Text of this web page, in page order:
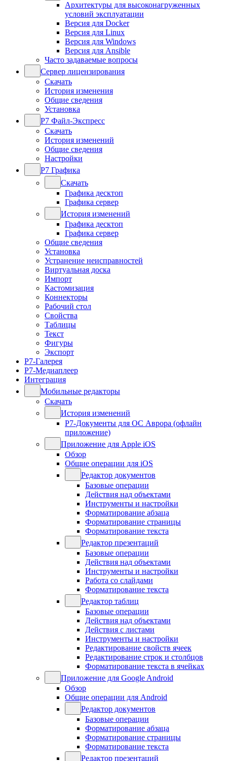
Архитектуры для высоконагруженных
условий эксплуатации
Версия для Docker
Версия для Linux
Версия для Windows
Версия для Ansible
Часто задаваемые вопросы
Сервер лицензирования
Скачать
История изменения
Общие сведения
Установка
Р7 Файл-Экспресс
Скачать
История изменений
Общие сведения
Настройки
Р7 Графика
Скачать
Графика десктоп
Графика сервер
История изменений
Графика десктоп
Графика сервер
Общие сведения
Установка
Устранение неисправностей
Виртуальная доска
Импорт
Кастомизация
Коннекторы
Рабочий стол
Свойства
Таблицы
Текст
Фигуры
Экспорт
Р7-Галерея
Р7-Медиаплеер
Интеграция
Мобильные редакторы
Скачать
История изменений
Р7-Документы для ОС Аврора (офлайн
приложение)
Приложение для Apple iOS
Обзор
Общие операции для iOS
Редактор документов
Базовые операции
Действия над объектами
Инструменты и настройки
Форматирование абзаца
Форматирование страницы
Форматирование текста
Редактор презентаций
Базовые операции
Действия над объектами
Инструменты и настройки
Работа со слайдами
Форматирование текста
Редактор таблиц
Базовые операции
Действия над объектами
Действия с листами
Инструменты и настройки
Редактирование свойств ячеек
Редактирование строк и столбцов
Форматирование текста в ячейках
Приложение для Google Android
Обзор
Общие операции для Android
Редактор документов
Базовые операции
Форматирование абзаца
Форматирование страницы
Форматирование текста
Редактор презентаций